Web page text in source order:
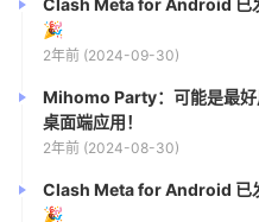
🎉
2年前 (2024-09-30)
Mihomo Party：可能是最
桌面端应用！
2年前 (2024-08-30)
Clash Meta for Android 已
🎉